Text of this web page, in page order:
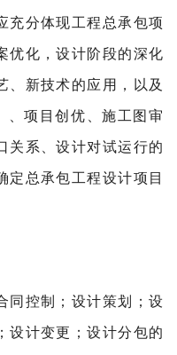
充分体现工程总承包项
优化，设计阶段的深化
、新技术的应用，以及
、项目创优、施工图审
关系、设计对试运行的
定总承包工程设计项目
同控制；设计策划；设
设计变更；设计分包的